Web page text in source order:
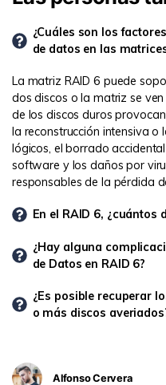
¿Cuáles son los
de datos en las
La matriz RAID 6 puede
dos discos o la matriz se
de los discos duros
la reconstrucción intensiva o
lógicos, el borrado
software y los daños por
responsables de la pérdida
En el RAID 6, ¿cuántos
¿Hay alguna
de Datos en RAID 6?
¿Es posible recuperar
o más discos
Alfonso Cervera